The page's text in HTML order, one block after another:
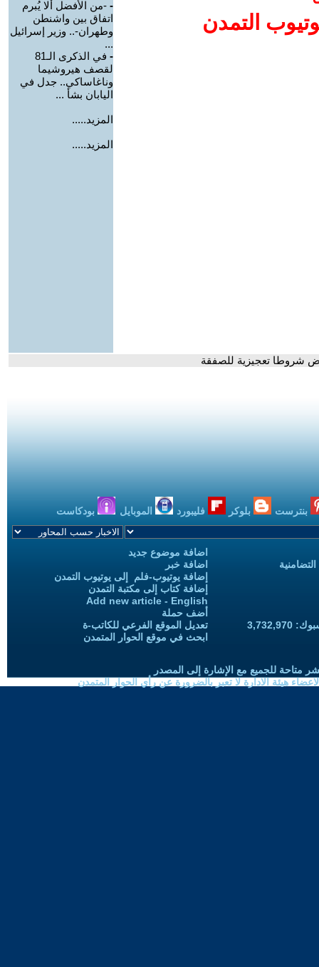
التمدن
- -من الأفضل ألا يُبرم
اتفاق بين واشنطن
وطهران-.. وزير إسرائيل
...
-
في الذكرى الـ81
لقصف هيروشيما
وناغاساكي.. جدل في
اليابان بشأ ...
المزيد.....
المزيد.....
شروطا تعجيزية للصفقة
بنترست بلوكر فليبورد الموبايل بودكاست
اضافة موضوع جديد
اضافة خبر
إضافة يوتيوب-فلم إلى يوتيوب التمدن
إضافة كتاب إلى مكتبة التمدن
Add new article - English
أضف حملة
تعديل الموقع الفرعي للكاتب-ة
ابحث في موقع الحوار المتمدن
متاحة للجميع مع الإشارة إلى المصدر
هيئة الادارة لا تعبر بالضرورة عن رأي الحوار المتمدن